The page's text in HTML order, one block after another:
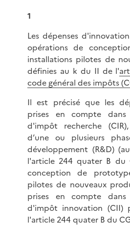
1
Les dépenses
opérations de
installations pilotes de
définies au k du II de l'
code général des impôts
Il est précisé que les
prises en compte
d'impôt recherche
d’une ou plusieurs
développement (R&D)
l'article 244 quater B du
conception de
pilotes de nouveaux
prises en compte
d'impôt innovation
l'article 244 quater B du